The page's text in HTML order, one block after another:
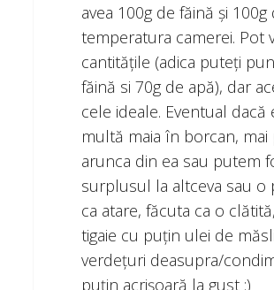
avea 100g de făină și 100g
temperatura camerei. Pot
cantitățile (adica puteți
făină si 70g de apă), dar
cele ideale. Eventual dacă
multă maia în borcan, mai
arunca din ea sau putem
surplusul la altceva sau o
ca atare, făcuta ca o
tigaie cu puțin ulei de
verdețuri deasupra/
puțin acrișoară la gust :)